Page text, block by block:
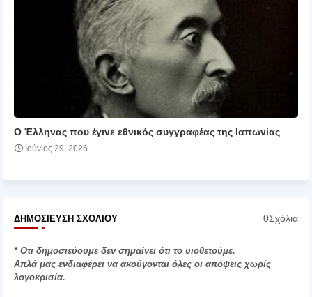
Ο Έλληνας που έγινε εθνικός συγγραφέας της Ιαπωνίας
Ιούνιος 29, 2026
ΔΗΜΟΣΊΕΥΣΗ ΣΧΟΛΊΟΥ 0Σχόλια
* Οτι δημοσιεύουμε δεν σημαίνει ότι το υιοθετούμε.
Απλά μας ενδιαφέρει να ακούγονται όλες οι απόψεις χωρίς
λογοκρισία.